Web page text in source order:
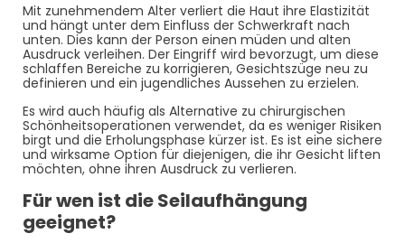
Mit zunehmendem Alter verliert die Haut ihre Elastizität
und hängt unter dem Einfluss der Schwerkraft nach
unten. Dies kann der Person einen müden und alten
Ausdruck verleihen. Der Eingriff wird bevorzugt, um diese
schlaffen Bereiche zu korrigieren, Gesichtszüge neu zu
definieren und ein jugendliches Aussehen zu erzielen.
Es wird auch häufig als Alternative zu chirurgischen
Schönheitsoperationen verwendet, da es weniger Risiken
birgt und die Erholungsphase kürzer ist. Es ist eine sichere
und wirksame Option für diejenigen, die ihr Gesicht liften
möchten, ohne ihren Ausdruck zu verlieren.
Für wen ist die Seilaufhängung
geeignet?